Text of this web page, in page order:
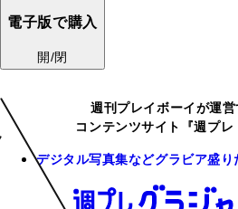
電子版で購入
開/閉
週刊プレイボーイが運
コンテンツサイト『週プレ
デジタル写真集などグラビア盛り